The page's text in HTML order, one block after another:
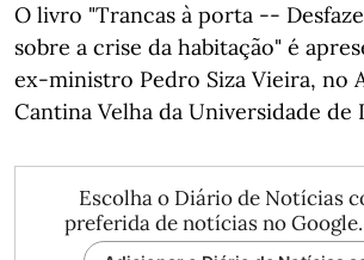
O livro "Trancas à porta --
sobre a crise da habitação" é
ex-ministro Pedro Siza Vieira, no
Cantina Velha da Universidade de
Escolha o Diário de Notícias
preferida de notícias no Google.